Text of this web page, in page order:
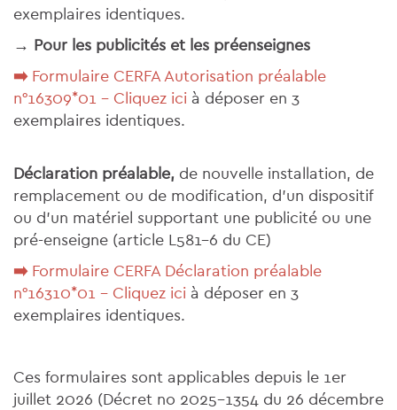
exemplaires identiques.
→ Pour les publicités et les préenseignes
➡️ Formulaire CERFA Autorisation préalable
n°16309*01 - Cliquez ici à déposer en 3
exemplaires identiques.
Déclaration préalable, de nouvelle installation, de
remplacement ou de modification, d’un dispositif
ou d’un matériel supportant une publicité ou une
pré-enseigne (article L581-6 du CE)
➡️ Formulaire CERFA Déclaration préalable
n°16310*01 - Cliquez ici à déposer en 3
exemplaires identiques.
Ces formulaires sont applicables depuis le 1er
juillet 2026 (Décret no 2025-1354 du 26 décembre